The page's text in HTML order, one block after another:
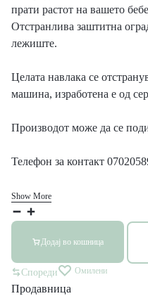
прати растот на вашето
Отстранлива заштитна
лежиште.
Целата навлака се
машина, изработена е од
Производот може да се
Телефон за контакт
Show More
Гнездо
бебе
количина
Додај во кошница
Спореди Омилени
Продавница